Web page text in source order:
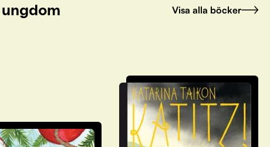
Visa alla böcker